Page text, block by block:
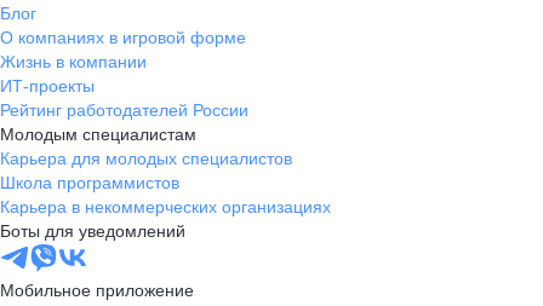
Блог
О компаниях в игровой форме
Жизнь в компании
ИТ-проекты
Рейтинг работодателей России
Молодым специалистам
Карьера для молодых специалистов
Школа программистов
Карьера в некоммерческих организациях
Боты для уведомлений
Мобильное приложение